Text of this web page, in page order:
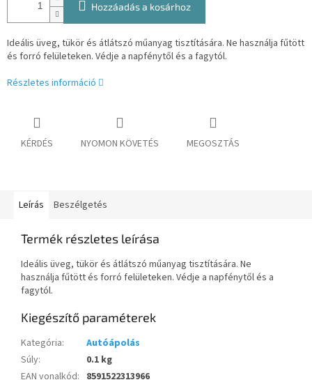
Hozzáadás a kosárhoz
Ideális üveg, tükör és átlátszó műanyag tisztítására. Ne használja fűtött
és forró felületeken. Védje a napfénytől és a fagytól.
Részletes információ
KÉRDÉS NYOMON KÖVETÉS MEGOSZTÁS
Leírás Beszélgetés
Termék részletes leírása
Ideális üveg, tükör és átlátszó műanyag tisztítására. Ne
használja fűtött és forró felületeken. Védje a napfénytől és a
fagytól.
Kiegészítő paraméterek
Kategória:
Autóápolás
Súly:
0.1 kg
EAN vonalkód: 8591522313966